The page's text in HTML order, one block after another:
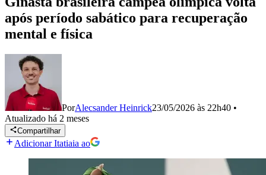
após período sabático para recuperação
mental e física
PorAlecsander Heinrick23/05/2026 às 22h40 •
Atualizado há 2 meses
Compartilhar
Adicionar Itatiaia ao